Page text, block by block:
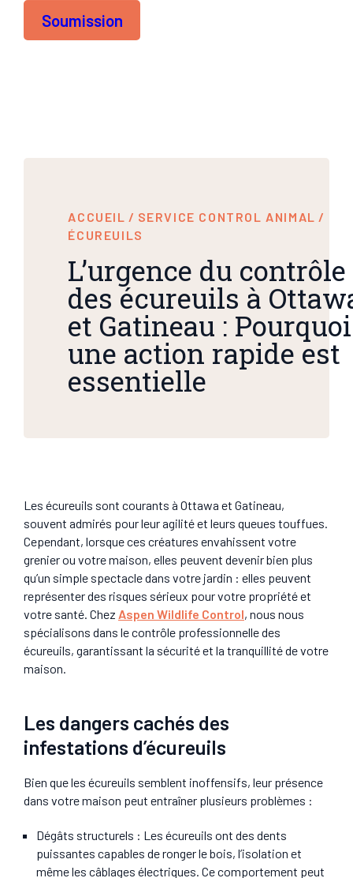
Soumission
ACCUEIL / SERVICE CONTROL ANIMAL
/
ÉCUREUILS
L’urgence du contrôle
des écureuils à
et Gatineau : Pourquoi
une action rapide est
essentielle
Les écureuils sont courants à Ottawa et Gatineau,
souvent admirés pour leur agilité et leurs queues touffues.
Cependant, lorsque ces créatures envahissent votre
grenier ou votre maison, elles peuvent devenir bien plus
qu’un simple spectacle dans votre jardin : elles peuvent
représenter des risques sérieux pour votre propriété et
votre santé. Chez Aspen Wildlife Control, nous nous
spécialisons dans le contrôle professionnelle des
écureuils, garantissant la sécurité et la tranquillité de votre
maison.
Les dangers cachés des
infestations d’écureuils
Bien que les écureuils semblent inoffensifs, leur présence
dans votre maison peut entraîner plusieurs problèmes :
Dégâts structurels : Les écureuils ont des dents
puissantes capables de ronger le bois, l’isolation et
même les câblages électriques. Ce comportement peut